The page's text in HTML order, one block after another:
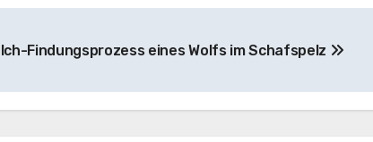
Ich-Findungsprozess eines Wolfs im Schafspelz